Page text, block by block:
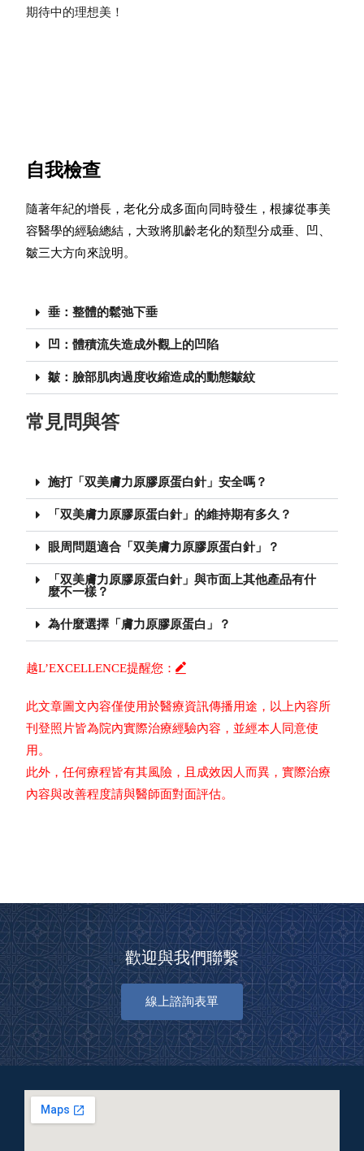
期待中的理想美！
自我檢查
隨著年紀的增長，老化分成多面向同時發生，根據從事美
容醫學的經驗總結，大致將肌齡老化的類型分成垂、凹、
皺三大方向來說明。
垂：整體的鬆弛下垂
凹：體積流失造成外觀上的凹陷
皺：臉部肌肉過度收縮造成的動態皺紋
常見問與答
施打「双美膚力原膠原蛋白針」安全嗎？
「双美膚力原膠原蛋白針」的維持期有多久？
眼周問題適合「双美膚力原膠原蛋白針」？
「双美膚力原膠原蛋白針」與市面上其他產品有什
麼不一樣？
為什麼選擇「膚力原膠原蛋白」？
越L’EXCELLENCE提醒您：
此文章圖文內容僅使用於醫療資訊傳播用途，以上內容所
刊登照片皆為院內實際治療經驗內容，並經本人同意使
用。
此外，任何療程皆有其風險，且成效因人而異，實際治療
內容與改善程度請與醫師面對面評估。
歡迎與我們聯繫
線上諮詢表單